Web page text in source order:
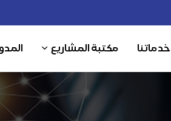
خدماتنا مكتبة المشاريع